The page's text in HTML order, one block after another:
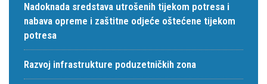
Nadoknada sredstava utrošenih tijekom potresa i
nabava opreme i zaštitne odjeće oštećene tijekom
potresa
Razvoj infrastrukture poduzetničkih zona